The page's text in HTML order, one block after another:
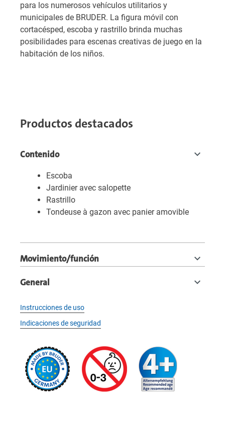
para los numerosos vehículos utilitarios y
municipales de BRUDER. La figura móvil con
cortacésped, escoba y rastrillo brinda muchas
posibilidades para escenas creativas de juego en la
habitación de los niños.
Productos destacados
Contenido
Escoba
Jardinier avec salopette
Rastrillo
Tondeuse à gazon avec panier amovible
Movimiento/función
General
Instrucciones de uso
Indicaciones de seguridad